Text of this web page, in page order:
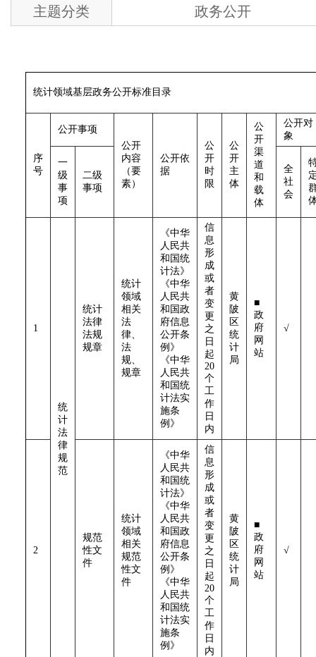
主题分类
政务公开
统计领域基层政务公开标准目录
序
号
公开事项
公开
内容
（要
素）
公开依
据
公
开
时
限
公
开
主
体
公
开
渠
道
和
载
体
公开对
象
一
级
事
项
二级
事项
全
社
会
1
统
计
法
律
规
范
统计
法律
法规
规章
统计
领域
相关
法
律、
法
规、
规章
《中华
人民共
和国统
计法》
《中华
人民共
和国政
府信息
公开条
例》
《中华
人民共
和国统
计法实
施条
例》
信
息
形
成
或
者
变
更
之
日
起
20
个
工
作
日
内
黄
陂
区
统
计
局
■
政
府
网
站
√
2
规范
性文
件
统计
领域
相关
规范
性文
件
《中华
人民共
和国统
计法》
《中华
人民共
和国政
府信息
公开条
例》
《中华
人民共
和国统
计法实
施条
例》
信
息
形
成
或
者
变
更
之
日
起
20
个
工
作
日
内
黄
陂
区
统
计
局
■
政
府
网
站
√